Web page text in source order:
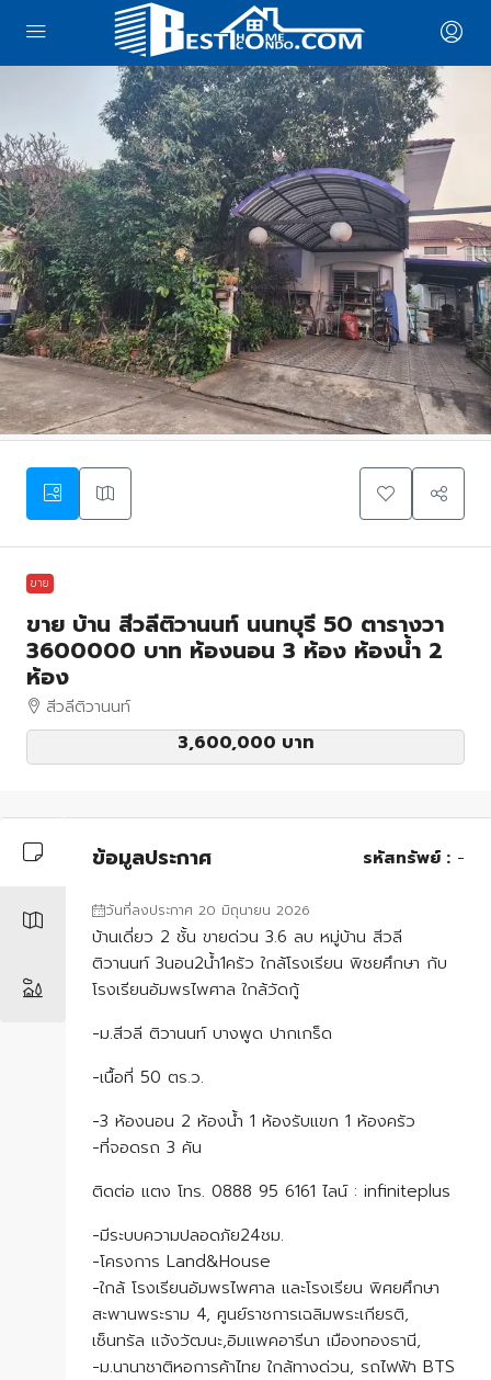
ขาย
ขาย บ้าน สีวลีติวานนท์ นนทบุรี 50 ตารางวา
3600000 บาท ห้องนอน 3 ห้อง ห้องน้ำ 2
ห้อง
สีวลีติวานนท์
3,600,000 บาท
ข้อมูลประกาศ รหัสทรัพย์ : -
วันที่ลงประกาศ 20 มิถุนายน 2026
บ้านเดี่ยว 2 ชั้น ขายด่วน 3.6 ลบ หมู่บ้าน สีวลี
ติวานนท์ 3นอน2น้ำ1ครัว ใกล้โรงเรียน พิชยศึกษา กับ
โรงเรียนอัมพรไพศาล ใกล้วัดกู้
-ม.สีวลี ติวานนท์ บางพูด ปากเกร็ด
-เนื้อที่ 50 ตร.ว.
-3 ห้องนอน 2 ห้องน้ำ 1 ห้องรับแขก 1 ห้องครัว
-ที่จอดรถ 3 คัน
ติดต่อ แตง โทร. 0888 95 6161 ไลน์ : infiniteplus
-มีระบบความปลอดภัย24ชม.
-โครงการ Land&House
-ใกล้ โรงเรียนอัมพรไพศาล และโรงเรียน พิศยศึกษา
สะพานพระราม 4, ศูนย์ราชการเฉลิมพระเกียรติ,
เซ็นทรัล แจ้งวัฒนะ,อิมแพคอารีนา เมืองทองธานี,
-ม.นานาชาติหอการค้าไทย ใกล้ทางด่วน, รถไฟฟ้า BTS